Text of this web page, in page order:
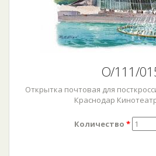
О/111/
Открытка почтовая для
Краснодар
Количество *